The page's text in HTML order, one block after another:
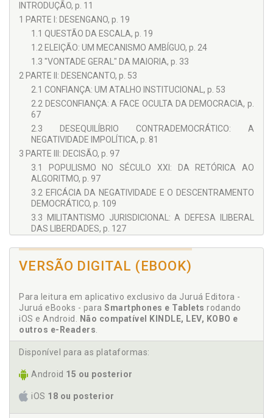
atravessa um período histórico-social conturbado sob o
âmago editorial, em que o tecnicismo-dogmático de baixa
consistência teórica e o pragmatismo-imediatista
desenfreado assentam-se como principais atores do
neocapitalismo, a materializar-se no contexto do mercado
editorial, numa avalanche de publicações cujo intento é
simplificar o insimplificável, com obras de repetição em
massa, sem outro propósito qualquer do que atender a uma
demanda de informação resumida. Sem menoscabo a esse
público, a Juruá Editora e o Coordenador desta Coleção – o
Prof. Fernando Rister de Sousa Lima – saem na contramão
dos catálogos a fim de cunhar espaço nesse mercado para
trabalhos de verticalidade cognitiva, num diálogo com as
disciplinas propedêuticas do Direito. Para tal mister, além de
coragem, ousadia e forte sentimento de compromisso social,
reclamou-se de guarida de um grupo seleto de intelectuais,
que, prontamente, aceitaram formar o Conselho Editorial
desta Biblioteca, cada qual, é verdade, com sua característica
teórica, porém, todos ligados sob uma só família: “a pesquisa
jurídica”!
INTRODUÇÃO, p. 11
1 PARTE I: DESENGANO, p. 19
1.1 QUESTÃO DA ESCALA, p. 19
1.2 ELEIÇÃO: UM MECANISMO AMBÍGUO, p. 24
1.3 "VONTADE GERAL" DA MAIORIA, p. 33
2 PARTE II: DESENCANTO, p. 53
2.1 CONFIANÇA: UM ATALHO INSTITUCIONAL, p. 53
2.2 DESCONFIANÇA: A FACE OCULTA DA DEMOCRACIA, p.
67
2.3 DESEQUILÍBRIO CONTRADEMOCRÁTICO: A
NEGATIVIDADE IMPOLÍTICA, p. 81
3 PARTE III: DECISÃO, p. 97
3.1 POPULISMO NO SÉCULO XXI: DA RETÓRICA AO
ALGORITMO, p. 97
3.2 EFICÁCIA DA NEGATIVIDADE E O DESCENTRAMENTO
DEMOCRÁTICO, p. 109
3.3 MILITANTISMO JURISDICIONAL: A DEFESA ILIBERAL
DAS LIBERDADES, p. 127
DEFESA POPULAR DA DEMOCRACIA, p. 136
CONCLUSÃO, p. 157
VERSÃO DIGITAL (EBOOK)
Para leitura em aplicativo exclusivo da Juruá Editora -
Juruá eBooks - para Smartphones e Tablets rodando
iOS e Android. Não compatível KINDLE, LEV, KOBO e
outros e-Readers.
Disponível para as plataformas:
Android 15 ou posterior
iOS 18 ou posterior